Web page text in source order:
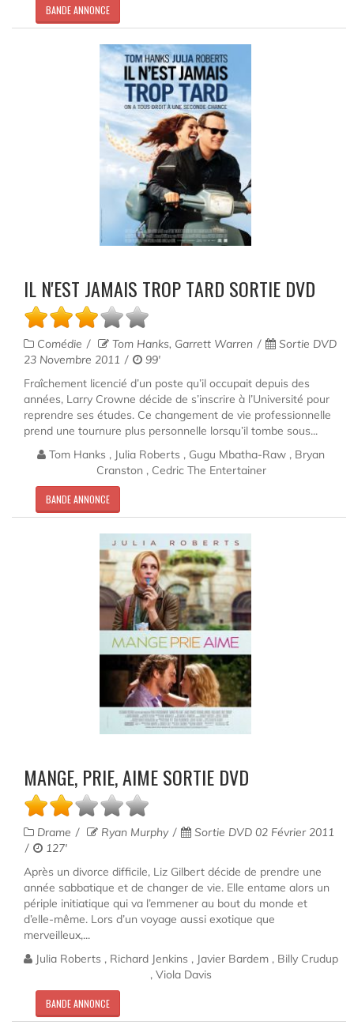
BANDE ANNONCE
IL N'EST JAMAIS TROP TARD SORTIE DVD
Comédie Tom Hanks, Garrett Warren
Sortie DVD
23 Novembre 2011
99'
Fraîchement licencié d’un poste qu’il occupait depuis des
années, Larry Crowne décide de s’inscrire à l’Université pour
reprendre ses études. Ce changement de vie professionnelle
prend une tournure plus personnelle lorsqu’il tombe sous...
Tom Hanks , Julia Roberts , Gugu Mbatha-Raw , Bryan
Cranston , Cedric The Entertainer
BANDE ANNONCE
MANGE, PRIE, AIME SORTIE DVD
Drame Ryan Murphy
Sortie DVD 02 Février 2011
127'
Après un divorce difficile, Liz Gilbert décide de prendre une
année sabbatique et de changer de vie. Elle entame alors un
périple initiatique qui va l’emmener au bout du monde et
d’elle-même. Lors d’un voyage aussi exotique que
merveilleux,...
Julia Roberts , Richard Jenkins , Javier Bardem , Billy Crudup
, Viola Davis
BANDE ANNONCE